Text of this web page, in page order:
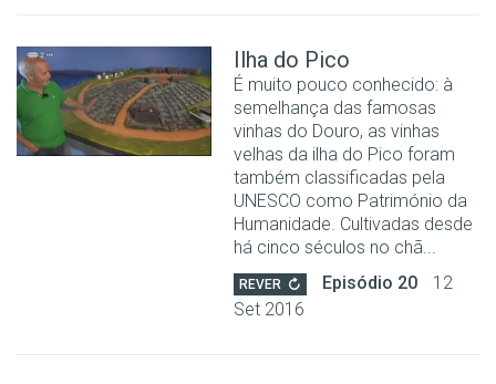
Ilha do Pico
É muito pouco conhecido: à
semelhança das famosas
vinhas do Douro, as vinhas
velhas da ilha do Pico foram
também classificadas pela
UNESCO como Património da
Humanidade. Cultivadas desde
há cinco séculos no chã...
REVER Episódio 20
12
Set 2016